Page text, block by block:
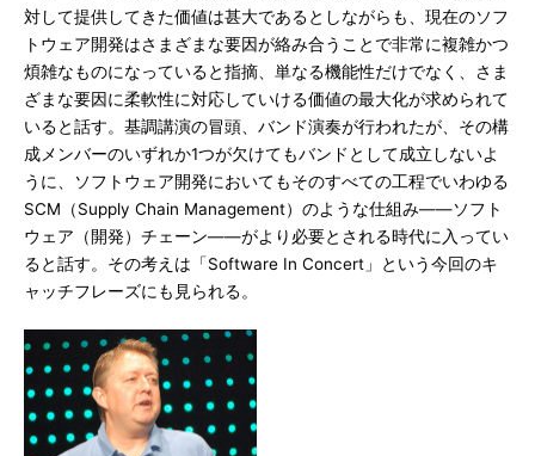
対して提供してきた価値は甚大であるとしながらも、現在のソフ
トウェア開発はさまざまな要因が絡み合うことで非常に複雑かつ
煩雑なものになっていると指摘、単なる機能性だけでなく、さま
ざまな要因に柔軟性に対応していける価値の最大化が求められて
いると話す。基調講演の冒頭、バンド演奏が行われたが、その構
成メンバーのいずれか1つが欠けてもバンドとして成立しないよ
うに、ソフトウェア開発においてもそのすべての工程でいわゆる
SCM（Supply Chain Management）のような仕組み――ソフト
ウェア（開発）チェーン――がより必要とされる時代に入ってい
ると話す。その考えは「Software In Concert」という今回のキ
ャッチフレーズにも見られる。